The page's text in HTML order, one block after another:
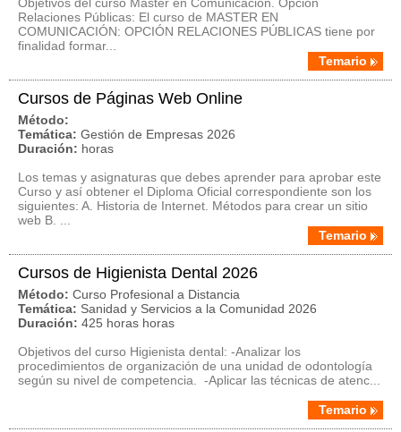
Objetivos del curso Máster en Comunicación. Opción
Relaciones Públicas: El curso de MASTER EN
COMUNICACIÓN: OPCIÓN RELACIONES PÚBLICAS tiene por
finalidad formar...
Temario
Cursos de Páginas Web Online
Método:
Temática: Gestión de Empresas 2026
Duración: horas
Los temas y asignaturas que debes aprender para aprobar este
Curso y así obtener el Diploma Oficial correspondiente son los
siguientes: A. Historia de Internet. Métodos para crear un sitio
web B. ...
Temario
Cursos de Higienista Dental 2026
Método: Curso Profesional a Distancia
Temática: Sanidad y Servicios a la Comunidad 2026
Duración: 425 horas horas
Objetivos del curso Higienista dental: -Analizar los
procedimientos de organización de una unidad de odontología
según su nivel de competencia. -Aplicar las técnicas de atenc...
Temario